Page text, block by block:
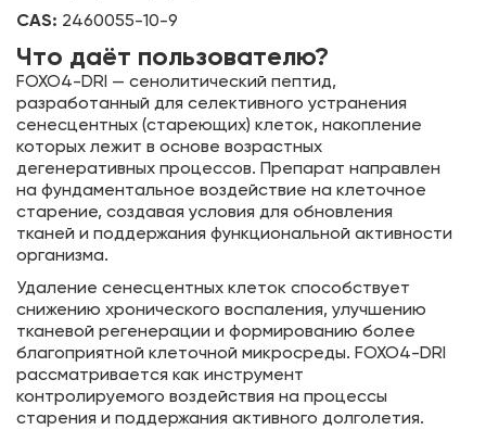
CAS: 2460055-10-9
Что даёт пользователю?
FOXO4-DRI — сенолитический пептид,
разработанный для селективного устранения
сенесцентных (стареющих) клеток, накопление
которых лежит в основе возрастных
дегенеративных процессов. Препарат направлен
на фундаментальное воздействие на клеточное
старение, создавая условия для обновления
тканей и поддержания функциональной активности
организма.
Удаление сенесцентных клеток способствует
снижению хронического воспаления, улучшению
тканевой регенерации и формированию более
благоприятной клеточной микросреды. FOXO4-DRI
рассматривается как инструмент
контролируемого воздействия на процессы
старения и поддержания активного долголетия.